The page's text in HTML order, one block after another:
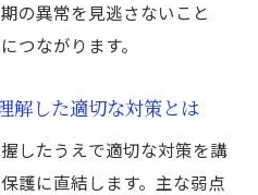
の異常を見逃さないこと
つながります。
解した適切な対策とは
したうえで適切な対策を講
護に直結します。主な弱点